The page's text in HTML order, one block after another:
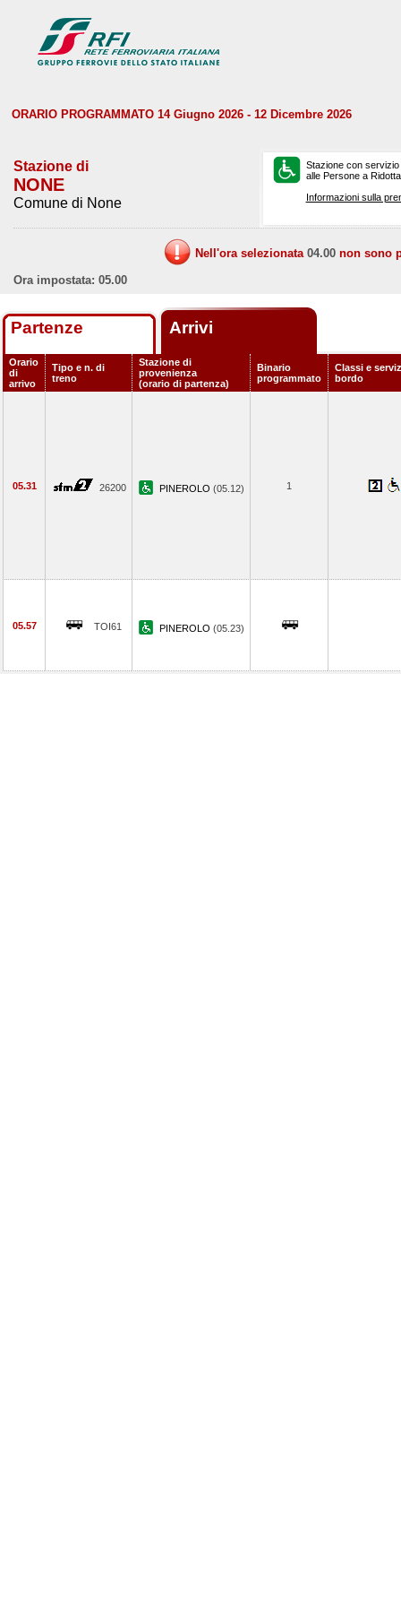
ORARIO PROGRAMMATO 14 Giugno 2026 - 12 Dicembre 2026
Stazione di
NONE
Comune di None
Stazione con
alle Persone a
Informazioni sulla
Nell'ora selezionata 04.00 non sono
Ora impostata: 05.00
Partenze Arrivi
Orario
di
arrivo
Tipo e n. di
treno
Stazione di
provenienza
(orario di partenza)
Binario
programmato
Classi e
bordo
05.31 26200 PINEROLO (05.12) 1
05.57 TOI61 PINEROLO (05.23)